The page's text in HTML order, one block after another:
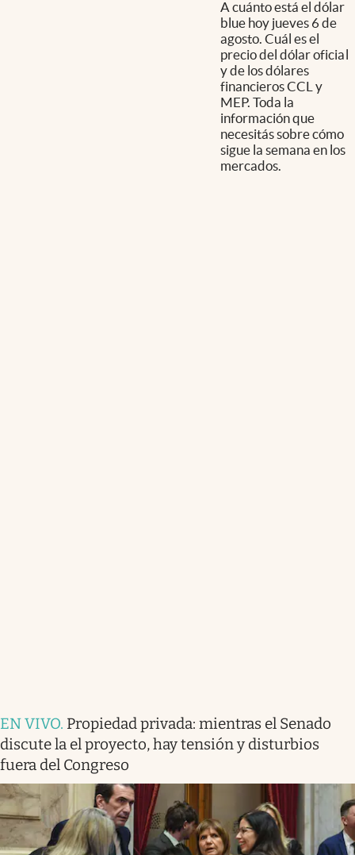
A cuánto está el dólar
blue hoy jueves 6 de
agosto. Cuál es el
precio del dólar oficial
y de los dólares
financieros CCL y
MEP. Toda la
información que
necesitás sobre cómo
sigue la semana en los
mercados.
EN VIVO. Propiedad privada: mientras el Senado
discute la el proyecto, hay tensión y disturbios
fuera del Congreso